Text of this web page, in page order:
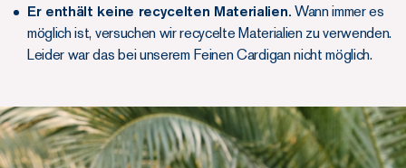
Er enthält keine recycelten Materialien. Wann immer es
möglich ist, versuchen wir recycelte Materialien zu verwenden.
Leider war das bei unserem Feinen Cardigan nicht möglich.